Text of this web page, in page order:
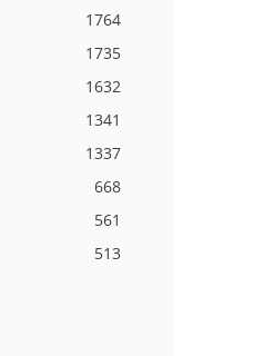
1764
1735
1632
1341
1337
668
561
513